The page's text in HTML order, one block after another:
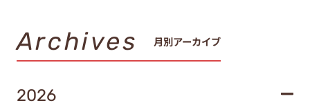
Archives 月別アーカイブ
2026